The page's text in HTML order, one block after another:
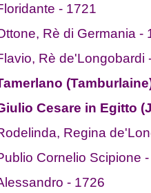
- 1721
Rè di Germania -
Rè de'Longobardi
Cesare in Egitto
Regina
Cornelio Scipione
- 1726